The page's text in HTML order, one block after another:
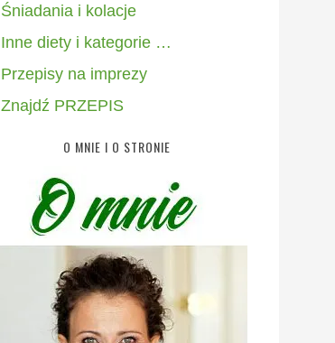
Śniadania i kolacje
Inne diety i kategorie …
Przepisy na imprezy
Znajdź PRZEPIS
O MNIE I O STRONIE